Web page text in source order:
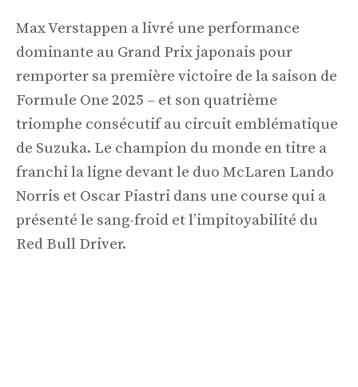
Max Verstappen a livré une performance
dominante au Grand Prix japonais pour
remporter sa première victoire de la saison de
Formule One 2025 – et son quatrième
triomphe consécutif au circuit emblématique
de Suzuka. Le champion du monde en titre a
franchi la ligne devant le duo McLaren Lando
Norris et Oscar Piastri dans une course qui a
présenté le sang-froid et l’impitoyabilité du
Red Bull Driver.